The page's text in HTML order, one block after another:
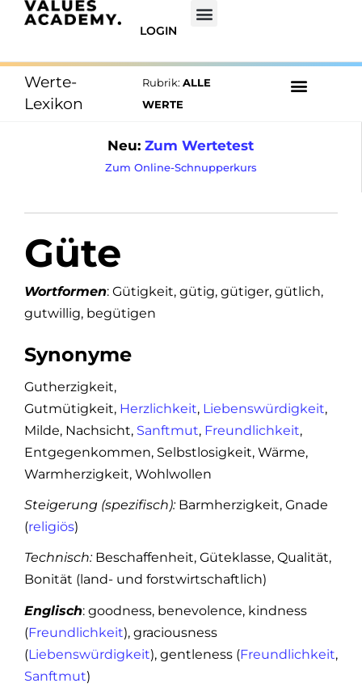
LOGIN
Werte-
Lexikon
Rubrik:ALLE
WERTE
Neu: Zum Wertetest
Zum Online-Schnupperkurs
Güte
Wortformen: Gütigkeit, gütig, gütiger, gütlich,
gutwillig, begütigen
Synonyme
Gutherzigkeit,
Gutmütigkeit, Herzlichkeit, Liebenswürdigkeit,
Milde, Nachsicht, Sanftmut, Freundlichkeit,
Entgegenkommen, Selbstlosigkeit, Wärme,
Warmherzigkeit, Wohlwollen
Steigerung (spezifisch):Barmherzigkeit, Gnade
(religiös)
Technisch:Beschaffenheit, Güteklasse, Qualität,
Bonität (land- und forstwirtschaftlich)
Englisch: goodness, benevolence, kindness
(Freundlichkeit), graciousness
(Liebenswürdigkeit), gentleness (Freundlichkeit,
Sanftmut)